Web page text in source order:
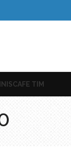
NISCAFE TIM